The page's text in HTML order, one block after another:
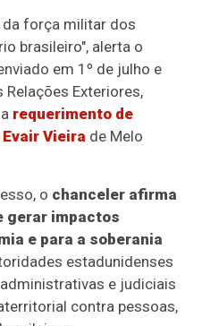
da força militar dos
brasileiro", alerta o
em 1º de julho e
Exteriores,
requerimento de
Vieira de Melo
o chanceler afirma
gerar impactos
e para a soberania
estadunidenses
e judiciais
contra pessoas,